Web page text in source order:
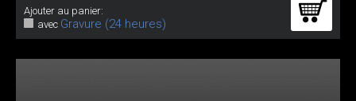
Ajouter au panier:
avec Gravure (24 heures)